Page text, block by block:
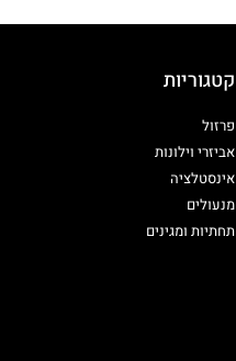
קטגוריות
פרזול
אביזרי וילונות
אינסטלציה
מנעולים
תחתיות ומגינים